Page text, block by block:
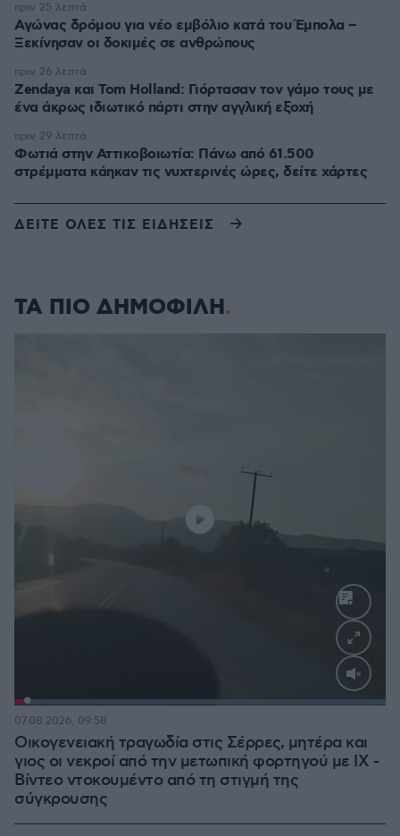
Αγώνας δρόμου για νέο εμβόλιο κατά του Έμπολα –
Ξεκίνησαν οι δοκιμές σε ανθρώπους
πριν 25 λεπτά
Zendaya και Tom Holland: Γιόρτασαν τον γάμο τους με
ένα άκρως ιδιωτικό πάρτι στην αγγλική εξοχή
πριν 26 λεπτά
Φωτιά στην Αττικοβοιωτία: Πάνω από 61.500
στρέμματα κάηκαν τις νυχτερινές ώρες, δείτε χάρτες
πριν 29 λεπτά
ΔΕΙΤΕ ΟΛΕΣ ΤΙΣ ΕΙΔΗΣΕΙΣ
ΤΑ ΠΙΟ ΔΗΜΟΦΙΛΗ
Loaded:
Οικογενειακή τραγωδία στις Σέρρες, μητέρα και
γιος οι νεκροί από την μετωπική φορτηγού με ΙΧ -
Βίντεο ντοκουμέντο από τη στιγμή της
σύγκρουσης
07.08.2026, 09:58